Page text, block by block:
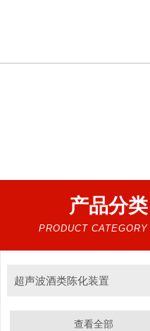
产品分类
PRODUCT CATEGORY
超声波酒类陈化装置
查看全部